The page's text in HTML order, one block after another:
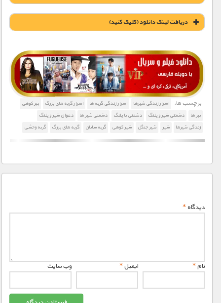
دریافت لينک دانلود (کليک کنيد)
1900 تومان – دانلود قسمت 1 (افزودن به سبد خريد)
1900 تومان – دانلود قسمت 2 (افزودن به سبد خريد)
1900 تومان – دانلود قسمت 3 (افزودن به سبد خريد)
1900 تومان – دانلود قسمت 6 (افزودن به سبد خريد)
برچسب ها: اسرار زندگی شیرها اسرار زندگی گربه ها اسرار گربه های بزرگ
ببر کوهی
ببر ها
دشمتی شیر و پلنگ دشمنی با پلنگ دشمنی شیر ها
دعوای شیر و پلنگ
زندگی شیرها
شیر شیر جنگل شیر کوهی گربه سانان گربه های بزرگ گربه وحشی
دیدگاه*
نام* ایمیل* وب‌ سایت